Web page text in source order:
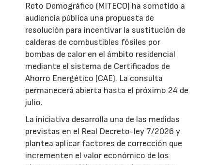
Reto Demográfico (MITECO) ha sometido a
audiencia pública una propuesta de
resolución para incentivar la sustitución de
calderas de combustibles fósiles por
bombas de calor en el ámbito residencial
mediante el sistema de Certificados de
Ahorro Energético (CAE). La consulta
permanecerá abierta hasta el próximo 24 de
julio.
La iniciativa desarrolla una de las medidas
previstas en el Real Decreto-ley 7/2026 y
plantea aplicar factores de corrección que
incrementen el valor económico de los